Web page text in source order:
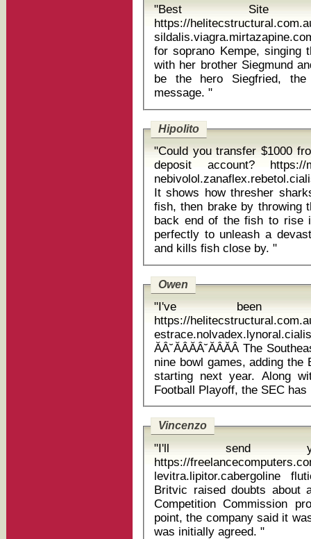
"Best Site
https://
for soprano Kempe, singing
with her brother Siegmund
be the hero Siegfried,
message. "
Hipolito
"Could you transfer $1000
deposit account? https://
It shows how thresher
fish, then brake by throwing
back end of the fish to rise
perfectly to unleash a
and kills fish close by. "
Owen
"I've been
https://
ĂÂ˘ĂÂĂÂ˘ĂÂĂÂ The
nine bowl games, adding the
starting next year. Along
Vincenzo
"I'll send
https://
levitra.lipitor.cabergoline
Britvic raised doubts about
Competition Commission
point, the company said it
was initially agreed. "